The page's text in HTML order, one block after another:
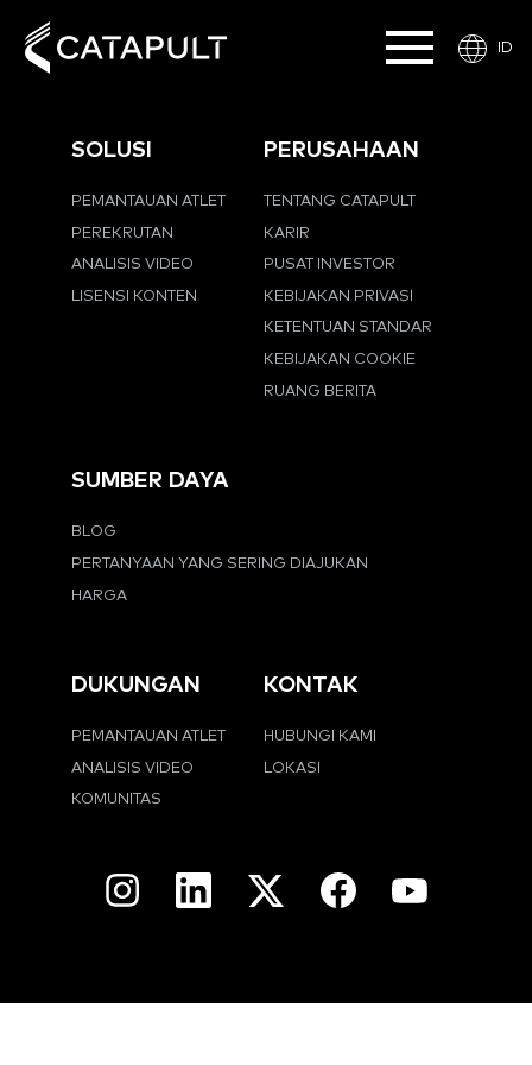
ID
SOLUSI
PEMANTAUAN ATLET
PEREKRUTAN
ANALISIS VIDEO
LISENSI KONTEN
PERUSAHAAN
TENTANG CATAPULT
KARIR
PUSAT INVESTOR
KEBIJAKAN PRIVASI
KETENTUAN STANDAR
KEBIJAKAN COOKIE
RUANG BERITA
SUMBER DAYA
BLOG
PERTANYAAN YANG SERING DIAJUKAN
HARGA
DUKUNGAN
PEMANTAUAN ATLET
ANALISIS VIDEO
KOMUNITAS
KONTAK
HUBUNGI KAMI
LOKASI